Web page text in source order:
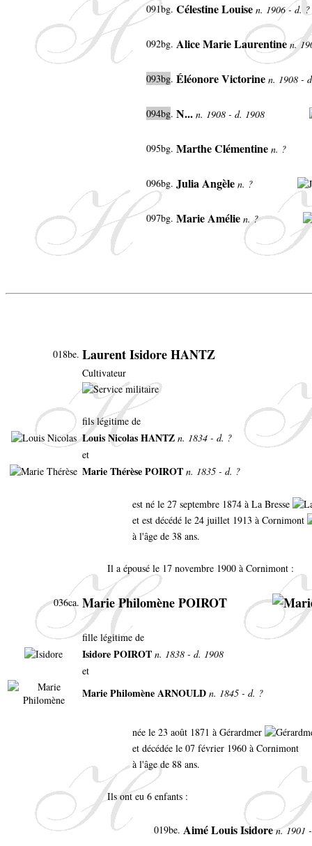
091bg. Célestine Louise n. 1906 - d. ?
092bg. Alice Marie Laurentine n.
093bg. Éléonore Victorine n. 1908 -
094bg. N... n. 1908 - d. 1908
095bg. Marthe Clémentine n. ?
096bg. Julia Angèle n. ?
097bg. Marie Amélie n. ?
018be. Laurent Isidore HANTZ
Cultivateur
fils légitime de
Louis Nicolas HANTZ n. 1834 - d. ?
et
Marie Thérèse POIROT n. 1835 - d. ?
est né le 27 septembre 1874 à La Bresse
et est décédé le 24 juillet 1913 à Cornimont
à l'âge de 38 ans.
Il a épousé le 17 novembre 1900 à Cornimont :
036ca. Marie Philomène POIROT
fille légitime de
Isidore POIROT n. 1838 - d. 1908
et
Marie Philomène ARNOULD n. 1845 - d. ?
née le 23 août 1871 à Gérardmer
et décédée le 07 février 1960 à Cornimont
à l'âge de 88 ans.
Ils ont eu 6 enfants :
019be. Aimé Louis Isidoren. 1901